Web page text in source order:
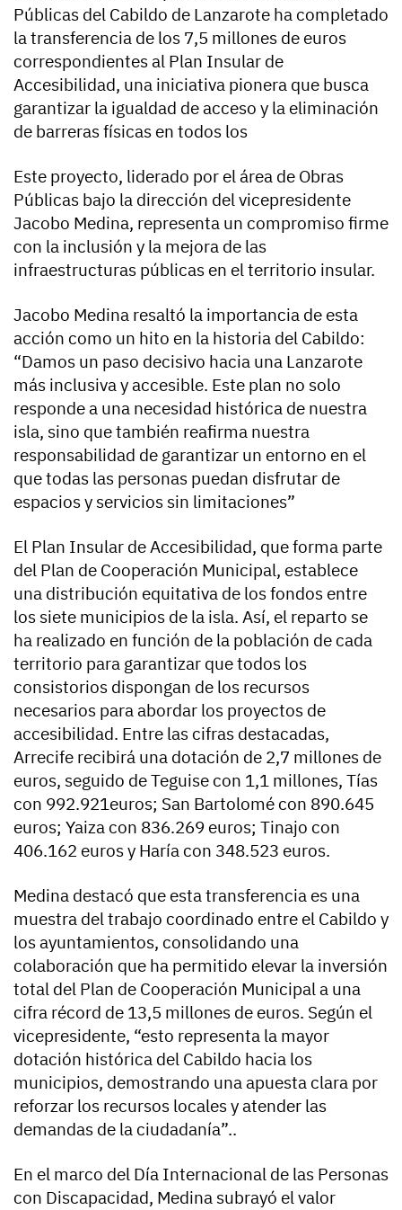
Públicas del Cabildo de Lanzarote ha completado
la transferencia de los 7,5 millones de euros
correspondientes al Plan Insular de
Accesibilidad, una iniciativa pionera que busca
garantizar la igualdad de acceso y la eliminación
de barreras físicas en todos los
Este proyecto, liderado por el área de Obras
Públicas bajo la dirección del vicepresidente
Jacobo Medina, representa un compromiso firme
con la inclusión y la mejora de las
infraestructuras públicas en el territorio insular.
Jacobo Medina resaltó la importancia de esta
acción como un hito en la historia del Cabildo:
“Damos un paso decisivo hacia una Lanzarote
más inclusiva y accesible. Este plan no solo
responde a una necesidad histórica de nuestra
isla, sino que también reafirma nuestra
responsabilidad de garantizar un entorno en el
que todas las personas puedan disfrutar de
espacios y servicios sin limitaciones”
El Plan Insular de Accesibilidad, que forma parte
del Plan de Cooperación Municipal, establece
una distribución equitativa de los fondos entre
los siete municipios de la isla. Así, el reparto se
ha realizado en función de la población de cada
territorio para garantizar que todos los
consistorios dispongan de los recursos
necesarios para abordar los proyectos de
accesibilidad. Entre las cifras destacadas,
Arrecife recibirá una dotación de 2,7 millones de
euros, seguido de Teguise con 1,1 millones, Tías
con 992.921euros; San Bartolomé con 890.645
euros; Yaiza con 836.269 euros; Tinajo con
406.162 euros y Haría con 348.523 euros.
Medina destacó que esta transferencia es una
muestra del trabajo coordinado entre el Cabildo y
los ayuntamientos, consolidando una
colaboración que ha permitido elevar la inversión
total del Plan de Cooperación Municipal a una
cifra récord de 13,5 millones de euros. Según el
vicepresidente, “esto representa la mayor
dotación histórica del Cabildo hacia los
municipios, demostrando una apuesta clara por
reforzar los recursos locales y atender las
demandas de la ciudadanía”..
En el marco del Día Internacional de las Personas
con Discapacidad, Medina subrayó el valor